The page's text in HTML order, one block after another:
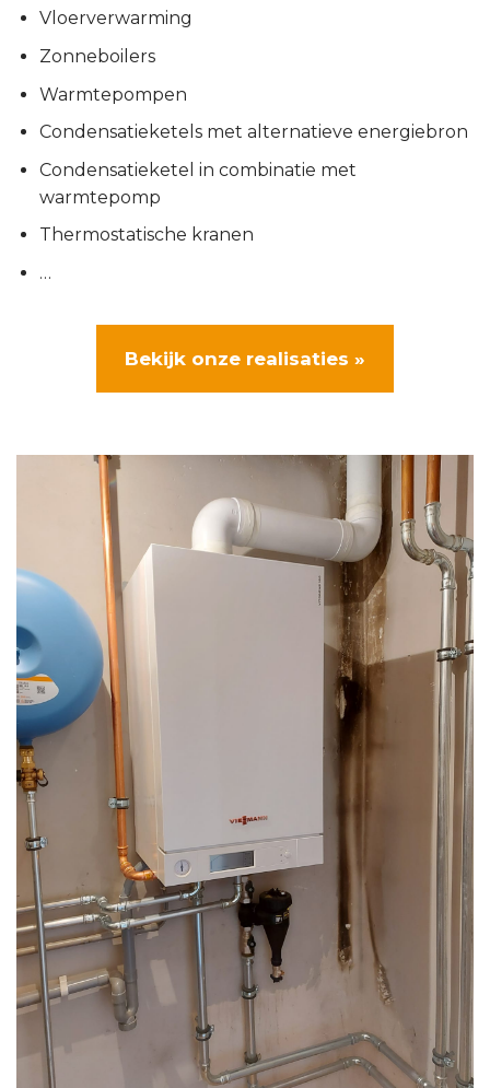
Vloerverwarming
Zonneboilers
Warmtepompen
Condensatieketels met alternatieve energiebron
Condensatieketel in combinatie met
warmtepomp
Thermostatische kranen
…
Bekijk onze realisaties »